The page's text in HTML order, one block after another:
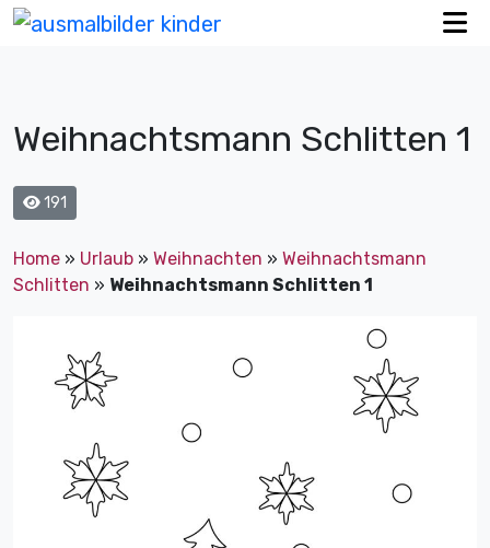
Weihnachtsmann Schlitten 1
191
Home » Urlaub » Weihnachten » Weihnachtsmann
Schlitten » Weihnachtsmann Schlitten 1